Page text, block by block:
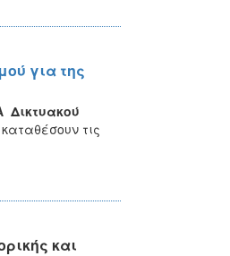
για της
Δικτυακού
τις
και